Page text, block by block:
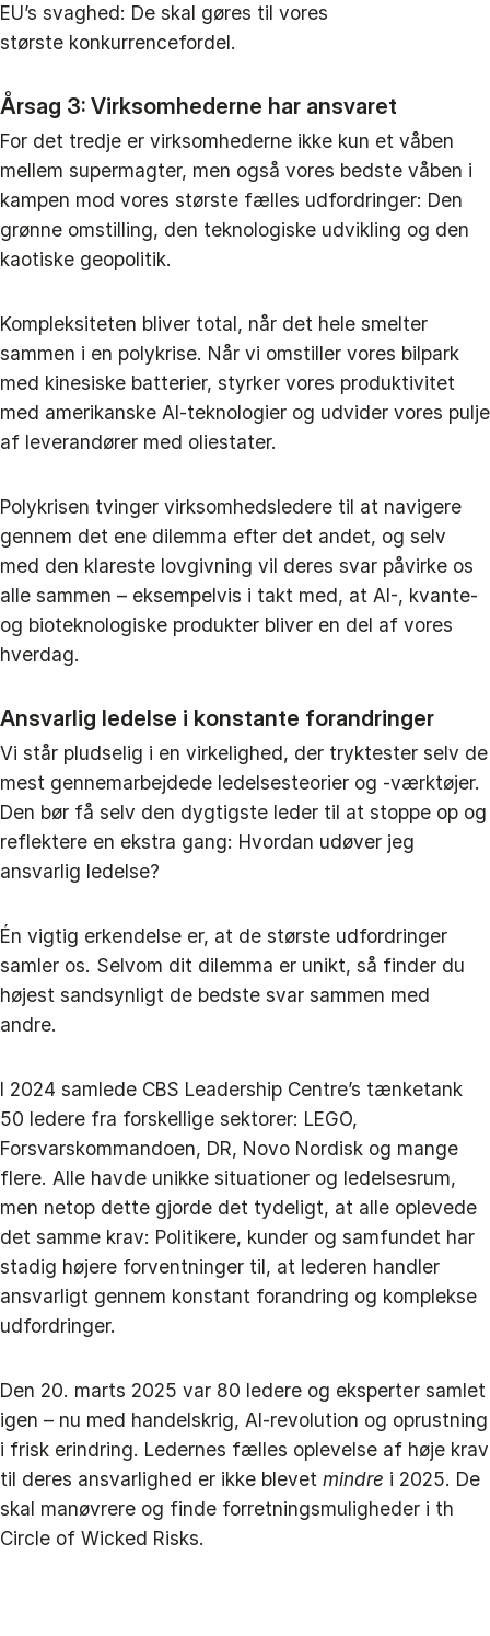
EU’s svaghed: De skal gøres til vores
største konkurrencefordel.
Årsag 3: Virksomhederne har ansvaret
For det tredje er virksomhederne ikke kun et våben
mellem supermagter, men også vores bedste våben i
kampen mod vores største fælles udfordringer: Den
grønne omstilling, den teknologiske udvikling og den
kaotiske geopolitik.
Kompleksiteten bliver total, når det hele smelter
sammen i en polykrise. Når vi omstiller vores bilpark
med kinesiske batterier, styrker vores produktivitet
med amerikanske AI-teknologier og udvider vores pulje
af leverandører med oliestater.
Polykrisen tvinger virksomhedsledere til at navigere
gennem det ene dilemma efter det andet, og selv
med den klareste lovgivning vil deres svar påvirke os
alle sammen – eksempelvis i takt med, at AI-, kvante-
og bioteknologiske produkter bliver en del af vores
hverdag.
Ansvarlig ledelse i konstante forandringer
Vi står pludselig i en virkelighed, der tryktester selv de
mest gennemarbejdede ledelsesteorier og -værktøjer.
Den bør få selv den dygtigste leder til at stoppe op og
reflektere en ekstra gang: Hvordan udøver jeg
ansvarlig ledelse?
Én vigtig erkendelse er, at de største udfordringer
samler os. Selvom dit dilemma er unikt, så finder du
højest sandsynligt de bedste svar sammen med
andre.
I 2024 samlede CBS Leadership Centre’s tænketank
50 ledere fra forskellige sektorer: LEGO,
Forsvarskommandoen, DR, Novo Nordisk og mange
flere. Alle havde unikke situationer og ledelsesrum,
men netop dette gjorde det tydeligt, at alle oplevede
det samme krav: Politikere, kunder og samfundet har
stadig højere forventninger til, at lederen handler
ansvarligt gennem konstant forandring og komplekse
udfordringer.
Den 20. marts 2025 var 80 ledere og eksperter samlet
igen – nu med handelskrig, AI-revolution og oprustning
i frisk erindring. Ledernes fælles oplevelse af høje krav
til deres ansvarlighed er ikke blevet mindre i 2025. De
skal manøvrere og finde forretningsmuligheder i th
Circle of Wicked Risks.